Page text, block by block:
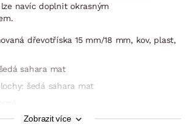
navíc doplnit okrasným
dřevotříska 15 mm/18 mm, kov, plast,
sahara mat
šedá sahara mat
každé ložnice, šatny nebo chodby
Zobrazit více